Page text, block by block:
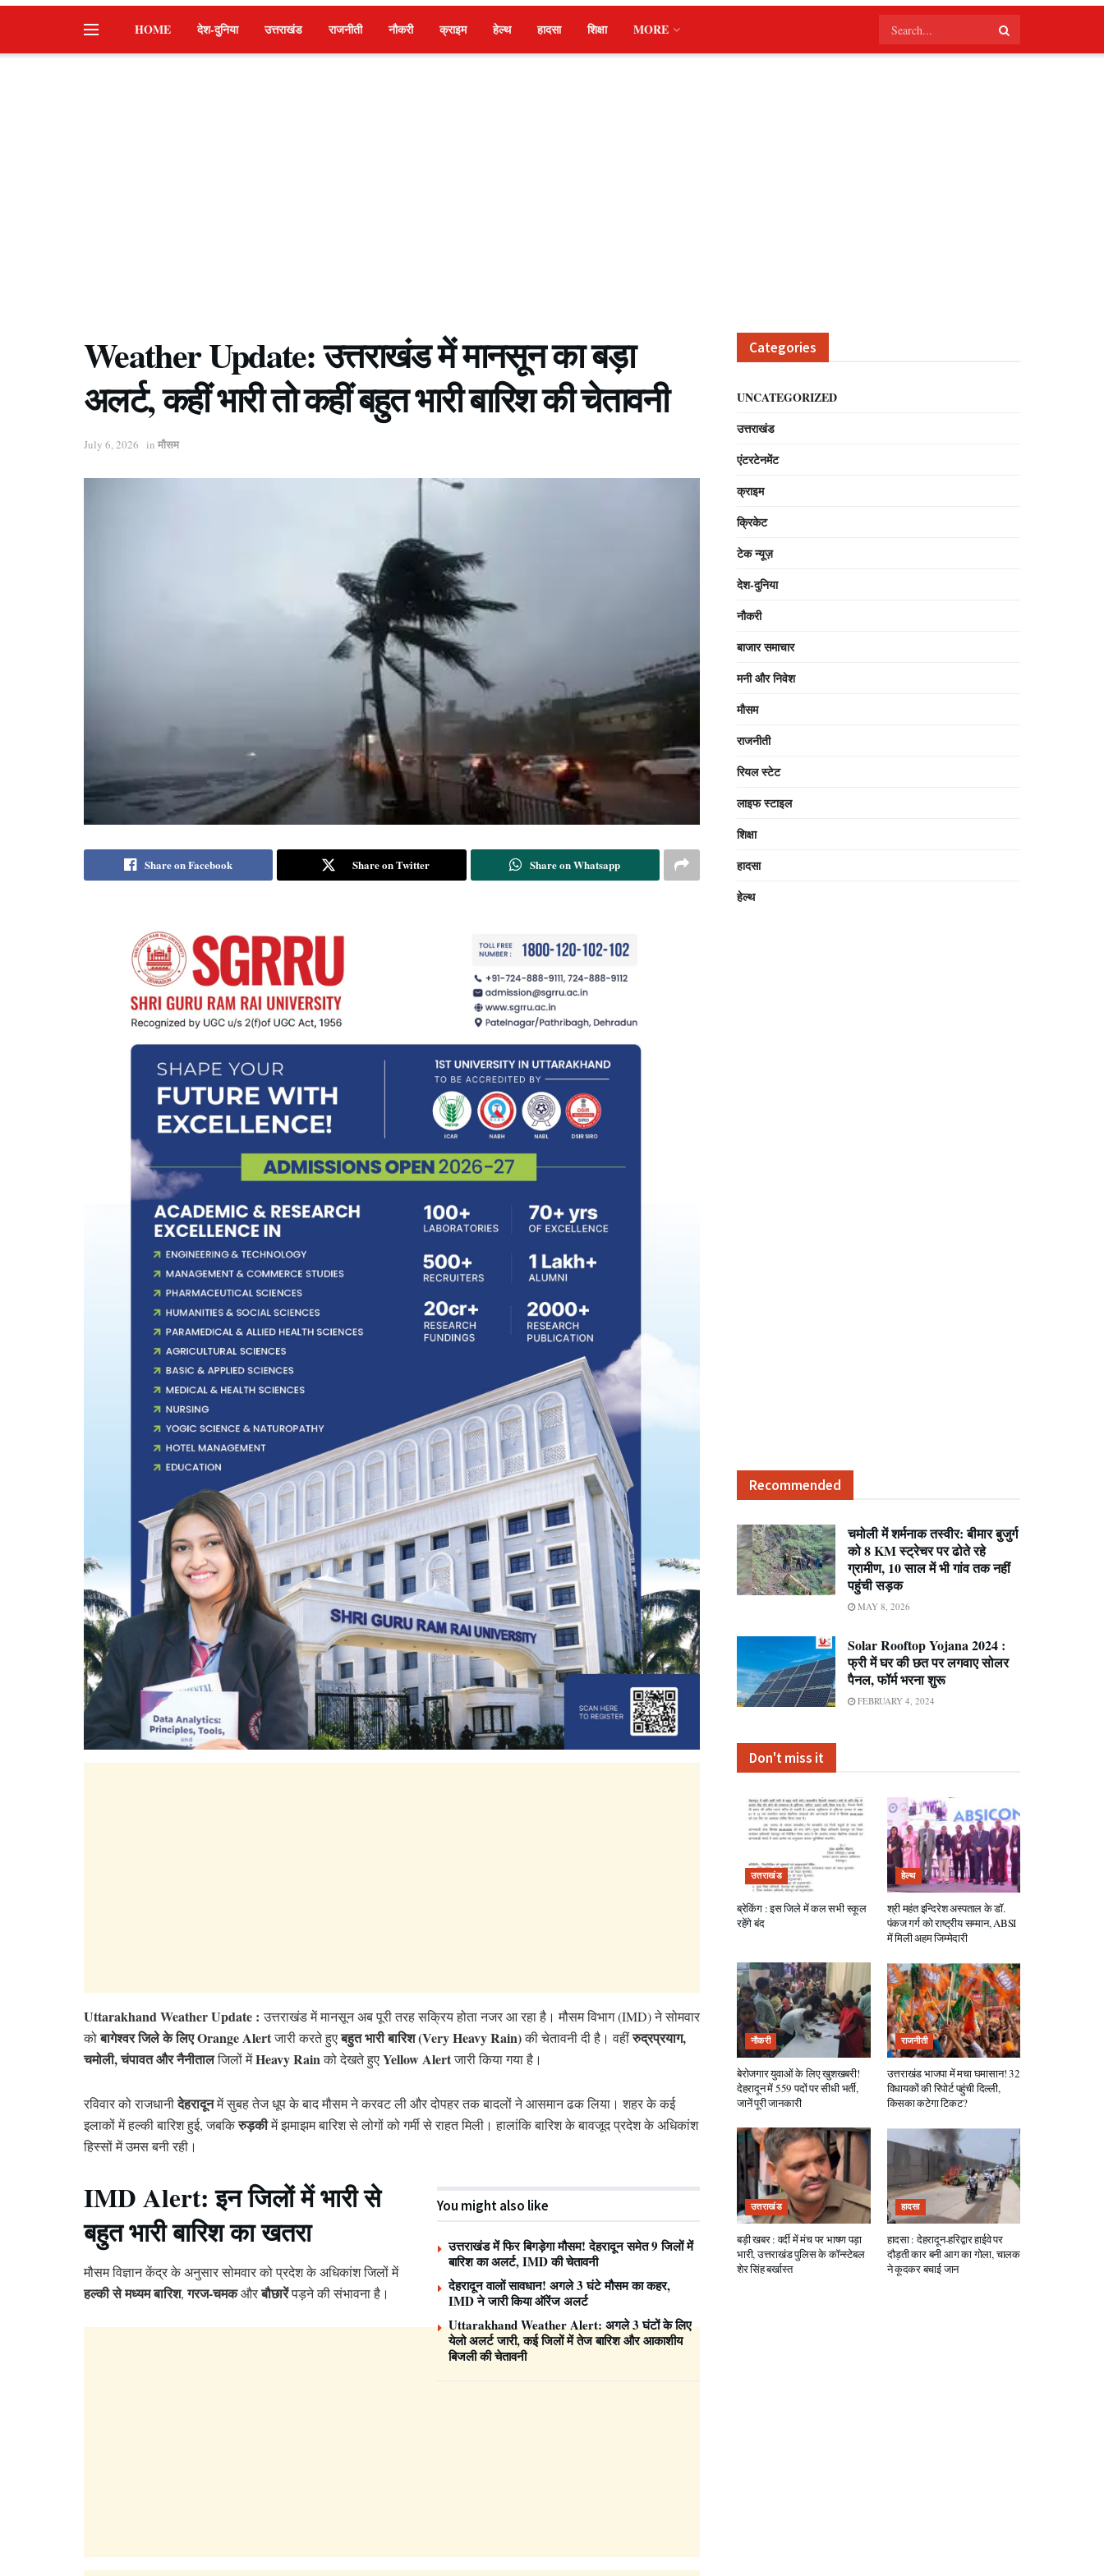
HOME देश-दुनिया उत्तराखंड राजनीती नौकरी क्राइम हेल्थ हादसा शिक्षा MORE
Weather Update: उत्तराखंड में मानसून का बड़ा
अलर्ट, कहीं भारी तो कहीं बहुत भारी बारिश की चेतावनी
July 6, 2026 in मौसम
Share on Facebook Share on Twitter Share on Whatsapp
Uttarakhand Weather Update : उत्तराखंड में मानसून अब पूरी तरह सक्रिय होता नजर आ रहा है। मौसम विभाग (IMD) ने सोमवार
कोबागेश्वर जिले के लिए Orange Alertजारी करते हुएबहुत भारी बारिश (Very Heavy Rain)की चेतावनी दी है। वहींरुद्रप्रयाग,
चमोली, चंपावत और नैनीतालजिलों मेंHeavy Rainको देखते हुएYellow Alertजारी किया गया है।
रविवार को राजधानीदेहरादूनमें सुबह तेज धूप के बाद मौसम ने करवट ली और दोपहर तक बादलों ने आसमान ढक लिया। शहर के कई
इलाकों में हल्की बारिश हुई, जबकिरुड़कीमें झमाझम बारिश से लोगों को गर्मी से राहत मिली। हालांकि बारिश के बावजूद प्रदेश के अधिकांश
हिस्सों में उमस बनी रही।
You might also like
उत्तराखंड में फिर बिगड़ेगा मौसम! देहरादून समेत 9 जिलों में
बारिश का अलर्ट, IMD की चेतावनी
देहरादून वालों सावधान! अगले 3 घंटे मौसम का कहर,
IMD ने जारी किया ऑरेंज अलर्ट
Uttarakhand Weather Alert: अगले 3 घंटों के लिए
येलो अलर्ट जारी, कई जिलों में तेज बारिश और आकाशीय
बिजली की चेतावनी
IMD Alert: इन जिलों में भारी से
बहुत भारी बारिश का खतरा
मौसम विज्ञान केंद्र के अनुसार सोमवार को प्रदेश के अधिकांश जिलों में
हल्की से मध्यम बारिश,गरज-चमकऔरबौछारेंपड़ने की संभावना है।
Categories
UNCATEGORIZED
उत्तराखंड
एंटरटेनमेंट
क्राइम
क्रिकेट
टेक न्यूज़
देश-दुनिया
नौकरी
बाजार समाचार
मनी और निवेश
मौसम
राजनीती
रियल स्टेट
लाइफ स्टाइल
शिक्षा
हादसा
हेल्थ
Recommended
चमोली में शर्मनाक तस्वीर: बीमार बुजुर्ग
को 8 KM स्ट्रेचर पर ढोते रहे
ग्रामीण, 10 साल में भी गांव तक नहीं
पहुंची सड़क
MAY 8, 2026
Solar Rooftop Yojana 2024 :
फ्री में घर की छत पर लगवाए सोलर
पैनल, फॉर्म भरना शुरू
FEBRUARY 4, 2024
Don't miss it
उत्तराखंड
ब्रेकिंग : इस जिले में कल सभी स्कूल
रहेंगे बंद
हेल्थ
श्री महंत इन्दिरेश अस्पताल के डॉ.
पंकज गर्ग को राष्ट्रीय सम्मान, ABSI
में मिली अहम जिम्मेदारी
नौकरी
बेरोजगार युवाओं के लिए खुशखबरी!
देहरादून में 559 पदों पर सीधी भर्ती,
जानें पूरी जानकारी
राजनीती
उत्तराखंड भाजपा में मचा घमासान! 32
विधायकों की रिपोर्ट पहुंची दिल्ली,
किसका कटेगा टिकट?
उत्तराखंड
बड़ी खबर : वर्दी में मंच पर भाषण पड़ा
भारी, उत्तराखंड पुलिस के कॉन्स्टेबल
शेर सिंह बर्खास्त
हादसा
हादसा : देहरादून-हरिद्वार हाईवे पर
दौड़ती कार बनी आग का गोला, चालक
ने कूदकर बचाई जान